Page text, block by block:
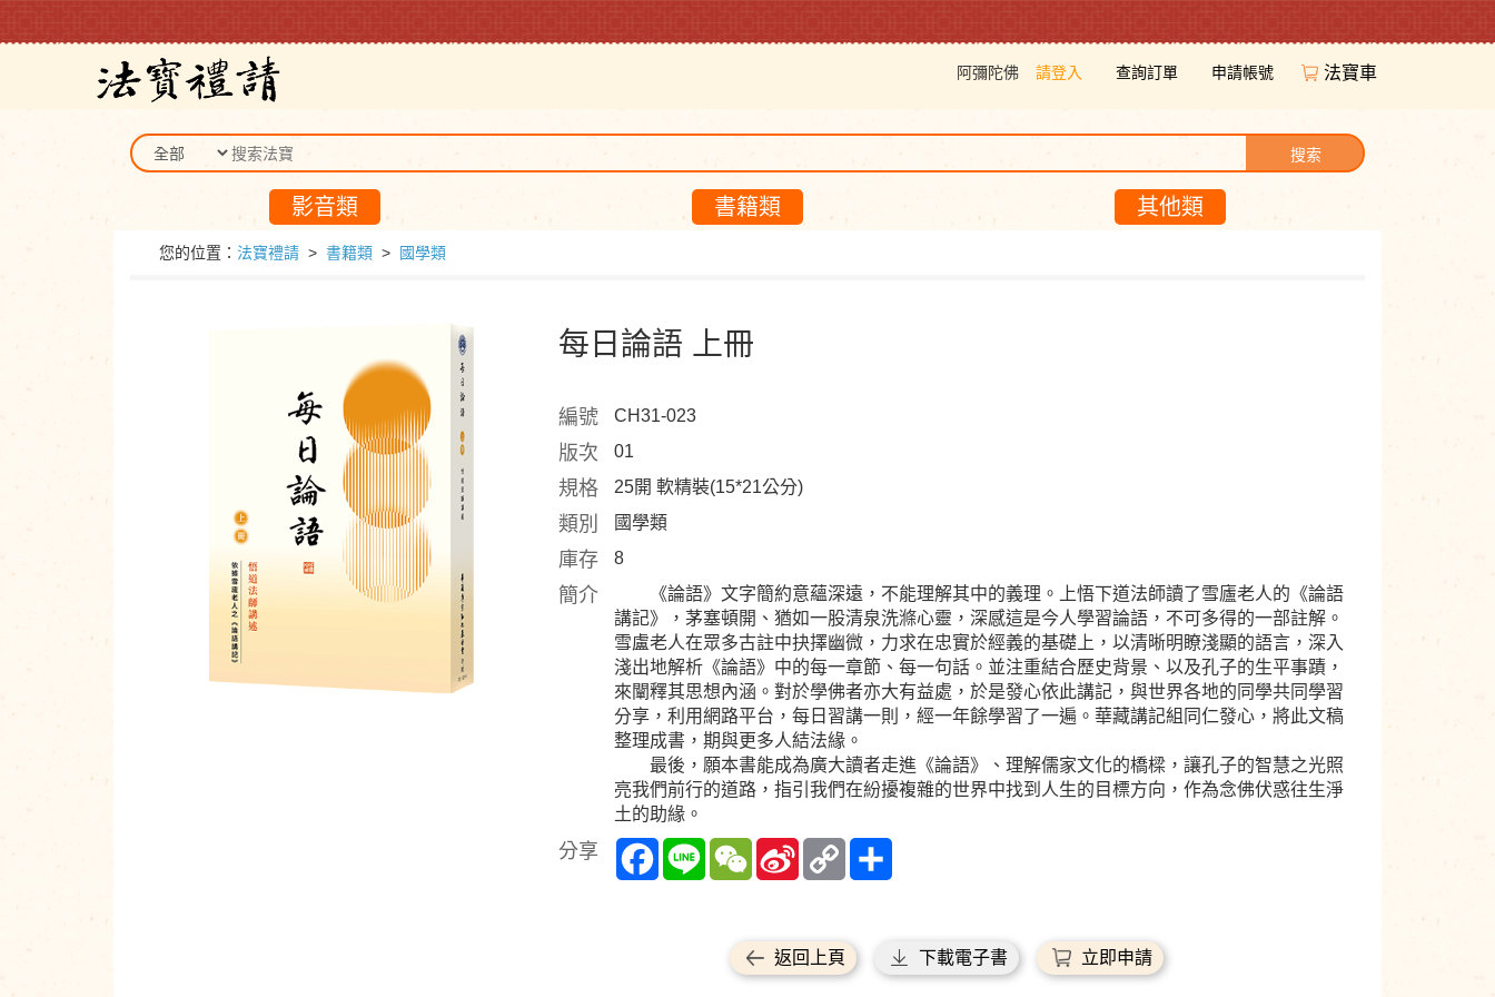
阿彌陀佛 請登入 查詢訂單 申請帳號 法寶車
搜索
影音類 書籍類 其他類
您的位置： 法寶禮請 > 書籍類 > 國學類
每日論語 上冊
編號 CH31-023
版次 01
規格 25開 軟精裝(15*21公分)
類別 國學類
庫存 8
簡介
《論語》文字簡約意蘊深遠，不能理解其中的義理。上悟下道法師讀了雪廬老人的《論語
講記》，茅塞頓開、猶如一股清泉洗滌心靈，深感這是今人學習論語，不可多得的一部註解。
雪盧老人在眾多古註中抉擇幽微，力求在忠實於經義的基礎上，以清晰明瞭淺顯的語言，深入
淺出地解析《論語》中的每一章節、每一句話。並注重結合歷史背景、以及孔子的生平事蹟，
來闡釋其思想內涵。對於學佛者亦大有益處，於是發心依此講記，與世界各地的同學共同學習
分享，利用網路平台，每日習講一則，經一年餘學習了一遍。華藏講記組同仁發心，將此文稿
整理成書，期與更多人結法緣。
最後，願本書能成為廣大讀者走進《論語》、理解儒家文化的橋樑，讓孔子的智慧之光照
亮我們前行的道路，指引我們在紛擾複雜的世界中找到人生的目標方向，作為念佛伏惑往生淨
土的助緣。
分享 Facebook
Line WeChatSina
Weibo
Copy
Link
Share
返回上頁 下載電子書 立即申請